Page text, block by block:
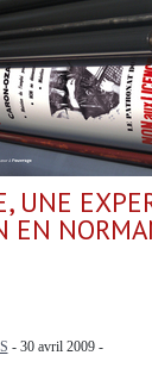
UNE
EN
- 30 avril 2009 -